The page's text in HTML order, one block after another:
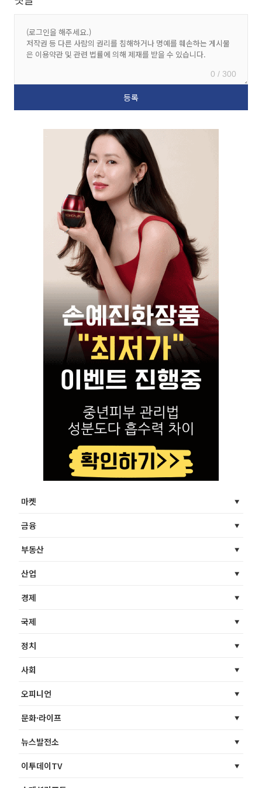
0 / 300
마켓
금융
부동산
산업
경제
국제
정치
사회
오피니언
문화·라이프
뉴스발전소
이투데이TV